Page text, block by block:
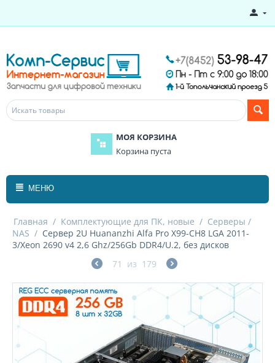
МОЯ КОРЗИНА
Корзина пуста
МЕНЮ
Главная / Комплектующие для ПК, новые / Серверы /
NAS / Сервер 2U Huananzhi Alfa Pro X99-CH8 LGA 2011-
3/Xeon 2690 v4 2,6 Ghz/256Gb DDR4/U.2, без дисков
71
из 179